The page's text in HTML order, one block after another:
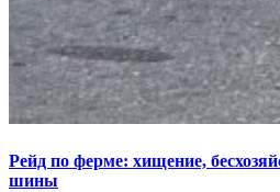
Рейд по ферме: хищение,
шины